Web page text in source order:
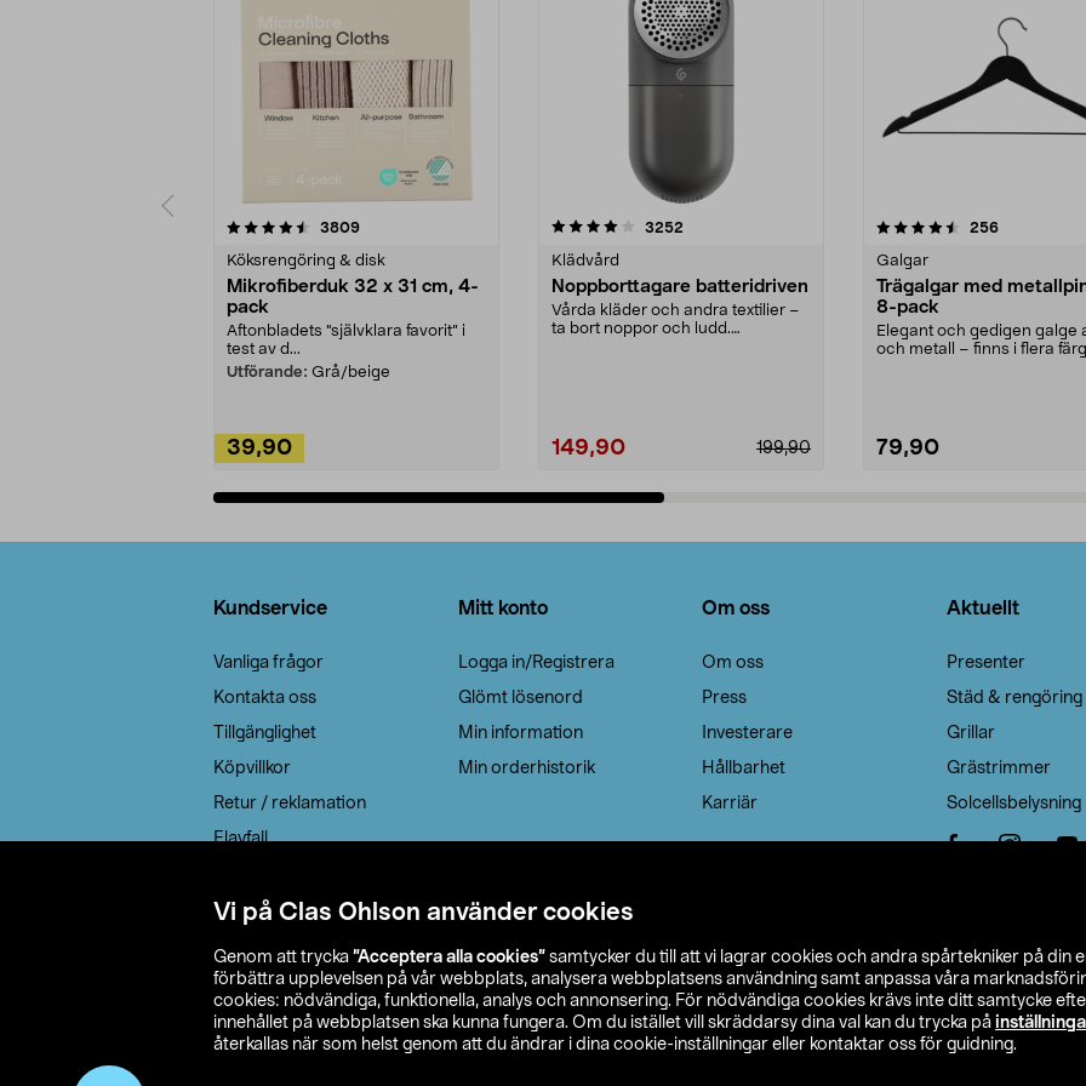
Vi på Clas Ohlson använder cookies
Genom att trycka ”Acceptera alla cookies” samtycker du till att vi lagrar cookies och andra spårtekniker på din
förbättra upplevelsen på vår webbplats, analysera webbplatsens användning samt anpassa våra
cookies: nödvändiga, funktionella, analys och annonsering. För nödvändiga cookies krävs inte ditt samtycke
innehållet på webbplatsen ska kunna fungera. Om du istället vill skräddarsy dina val kan du trycka på
återkallas när som helst genom att du ändrar i dina cookie-inställningar eller kontaktar oss för guidning.
3809recensioner
Köksrengöring & disk
Mikrofiberduk 32 x 31 cm, 4-
pack
Aftonbladets "självklara favorit” i
test av d...
Utförande: Grå/beige
39,90
4.0av 5 stjärnor 3252
Klädvård
Noppborttagare batteridriven
Vårda kläder och andra textilier –
ta bort noppor och ludd.
199,90
149,90
4.5av 5 stjärnor 256recensioner
Galgar
Trägalgar med
8-pack
Elegant och gedigen galge
och metall – finns i flera
79,90
4.0av 5 stjärnor
Kundservice
Vanliga frågor
Kontakta oss
Tillgänglighet
Köpvillkor
Retur / reklamation
Elavfall
Leveransalternativ
Mitt konto
Logga in/Registrera
Glömt lösenord
Min information
Min orderhistorik
Om oss
Om oss
Press
Investerare
Hållbarhet
Karriär
Aktuellt
Presenter
Städ & rengöring
Grillar
Grästrimmer
Solcellsbelysning